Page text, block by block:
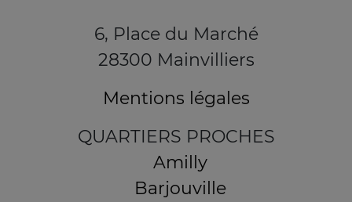
6, Place du Marché
28300 Mainvilliers
Mentions légales
QUARTIERS PROCHES
Amilly
Barjouville